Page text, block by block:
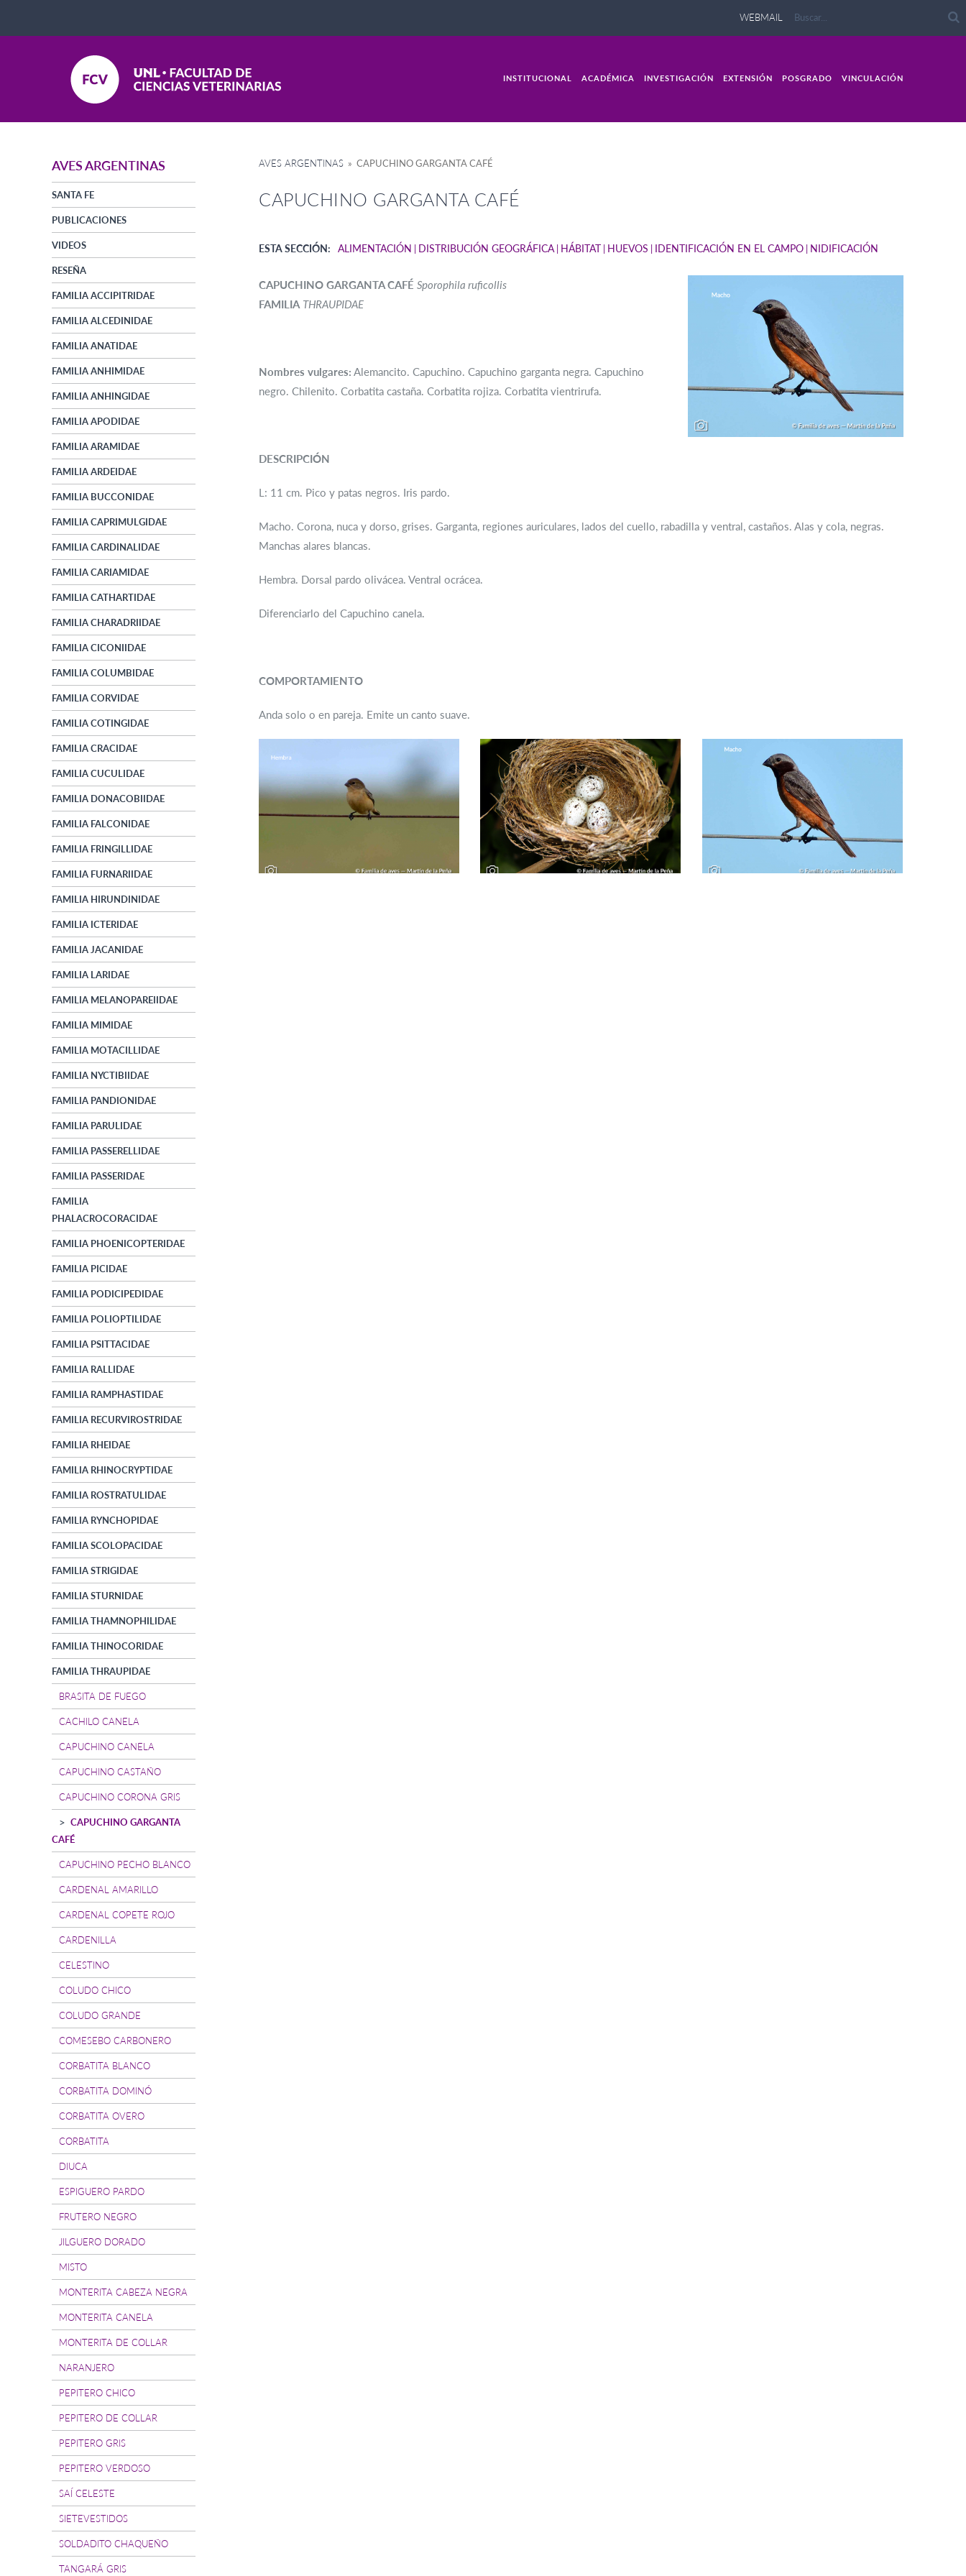
WEBMAIL
INSTITUCIONAL ACADÉMICA INVESTIGACIÓN EXTENSIÓN POSGRADO VINCULACIÓN
AVES ARGENTINAS
SANTA FE
PUBLICACIONES
VIDEOS
RESEÑA
FAMILIA ACCIPITRIDAE
FAMILIA ALCEDINIDAE
FAMILIA ANATIDAE
FAMILIA ANHIMIDAE
FAMILIA ANHINGIDAE
FAMILIA APODIDAE
FAMILIA ARAMIDAE
FAMILIA ARDEIDAE
FAMILIA BUCCONIDAE
FAMILIA CAPRIMULGIDAE
FAMILIA CARDINALIDAE
FAMILIA CARIAMIDAE
FAMILIA CATHARTIDAE
FAMILIA CHARADRIIDAE
FAMILIA CICONIIDAE
FAMILIA COLUMBIDAE
FAMILIA CORVIDAE
FAMILIA COTINGIDAE
FAMILIA CRACIDAE
FAMILIA CUCULIDAE
FAMILIA DONACOBIIDAE
FAMILIA FALCONIDAE
FAMILIA FRINGILLIDAE
FAMILIA FURNARIIDAE
FAMILIA HIRUNDINIDAE
FAMILIA ICTERIDAE
FAMILIA JACANIDAE
FAMILIA LARIDAE
FAMILIA MELANOPAREIIDAE
FAMILIA MIMIDAE
FAMILIA MOTACILLIDAE
FAMILIA NYCTIBIIDAE
FAMILIA PANDIONIDAE
FAMILIA PARULIDAE
FAMILIA PASSERELLIDAE
FAMILIA PASSERIDAE
FAMILIA
PHALACROCORACIDAE
FAMILIA PHOENICOPTERIDAE
FAMILIA PICIDAE
FAMILIA PODICIPEDIDAE
FAMILIA POLIOPTILIDAE
FAMILIA PSITTACIDAE
FAMILIA RALLIDAE
FAMILIA RAMPHASTIDAE
FAMILIA RECURVIROSTRIDAE
FAMILIA RHEIDAE
FAMILIA RHINOCRYPTIDAE
FAMILIA ROSTRATULIDAE
FAMILIA RYNCHOPIDAE
FAMILIA SCOLOPACIDAE
FAMILIA STRIGIDAE
FAMILIA STURNIDAE
FAMILIA THAMNOPHILIDAE
FAMILIA THINOCORIDAE
FAMILIA THRAUPIDAE
BRASITA DE FUEGO
CACHILO CANELA
CAPUCHINO CANELA
CAPUCHINO CASTAÑO
CAPUCHINO CORONA GRIS
CAPUCHINO GARGANTA
CAFÉ
CAPUCHINO PECHO BLANCO
CARDENAL AMARILLO
CARDENAL COPETE ROJO
CARDENILLA
CELESTINO
COLUDO CHICO
COLUDO GRANDE
COMESEBO CARBONERO
CORBATITA BLANCO
CORBATITA DOMINÓ
CORBATITA OVERO
CORBATITA
DIUCA
ESPIGUERO PARDO
FRUTERO NEGRO
JILGUERO DORADO
MISTO
MONTERITA CABEZA NEGRA
MONTERITA CANELA
MONTERITA DE COLLAR
NARANJERO
PEPITERO CHICO
PEPITERO DE COLLAR
PEPITERO GRIS
PEPITERO VERDOSO
SAÍ CELESTE
SIETEVESTIDOS
SOLDADITO CHAQUEÑO
TANGARÁ GRIS
AVES ARGENTINAS » CAPUCHINO GARGANTA CAFÉ
CAPUCHINO GARGANTA CAFÉ
ESTA SECCIÓN: ALIMENTACIÓN DISTRIBUCIÓN GEOGRÁFICA HÁBITAT HUEVOS IDENTIFICACIÓN EN EL CAMPO NIDIFICACIÓN
CAPUCHINO GARGANTA CAFÉ Sporophila ruficollis
FAMILIA THRAUPIDAE
Nombres vulgares: Alemancito. Capuchino. Capuchino garganta negra. Capuchino
negro. Chilenito. Corbatita castaña. Corbatita rojiza. Corbatita vientrirufa.
DESCRIPCIÓN
L: 11 cm. Pico y patas negros. Iris pardo.
Macho. Corona, nuca y dorso, grises. Garganta, regiones auriculares, lados del cuello, rabadilla y ventral, castaños. Alas y cola, negras.
Manchas alares blancas.
Hembra. Dorsal pardo olivácea. Ventral ocrácea.
Diferenciarlo del Capuchino canela.
COMPORTAMIENTO
Anda solo o en pareja. Emite un canto suave.